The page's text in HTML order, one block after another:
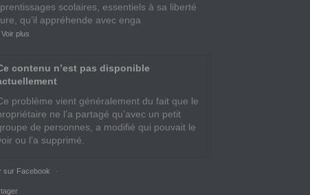
scolaires, essentiels à sa liberté
qu’il appréhende avec enga
Voir plus
contenu n’est pas disponible
problème vient généralement du fait que le
ne l’a partagé qu’avec un petit
de personnes, a modifié qui pouvait le
ou l’a supprimé.
sur Facebook ·